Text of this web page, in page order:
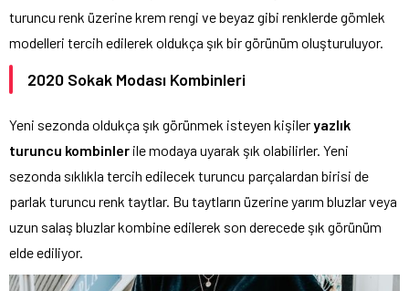
turuncu renk üzerine krem rengi ve beyaz gibi renklerde gömlek
modelleri tercih edilerek oldukça şık bir görünüm oluşturuluyor.
2020 Sokak Modası Kombinleri
Yeni sezonda oldukça şık görünmek isteyen kişileryazlık
turuncu kombinler ile modaya uyarak şık olabilirler. Yeni
sezonda sıklıkla tercih edilecek turuncu parçalardan birisi de
parlak turuncu renk taytlar. Bu taytların üzerine yarım bluzlar veya
uzun salaş bluzlar kombine edilerek son derecede şık görünüm
elde ediliyor.